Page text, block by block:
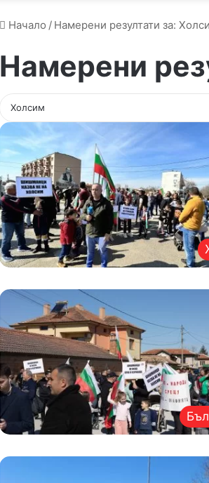
Начало / Намерени резултати за:
Намерени